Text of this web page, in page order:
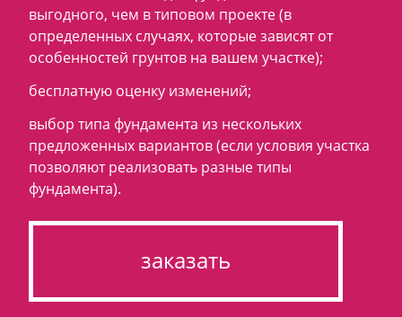
выгодного, чем в типовом проекте (в
определенных случаях, которые зависят от
особенностей грунтов на вашем участке);
бесплатную оценку изменений;
выбор типа фундамента из нескольких
предложенных вариантов (если условия участка
позволяют реализовать разные типы
фундамента).
заказать